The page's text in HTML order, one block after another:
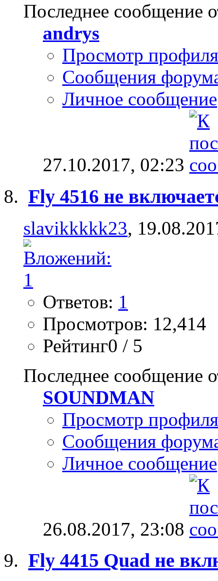
Последнее сообщение
andrys
Просмотр профиля
Сообщения
Личное сообщение
27.10.2017, 02:23
Fly 4516 не
slavikkkkk23,
Ответов: 1
Просмотров: 12,414
Рейтинг0 / 5
Последнее сообщение
SOUNDMAN
Просмотр профиля
Сообщения
Личное сообщение
26.08.2017, 23:08
Fly 4415 Quad не